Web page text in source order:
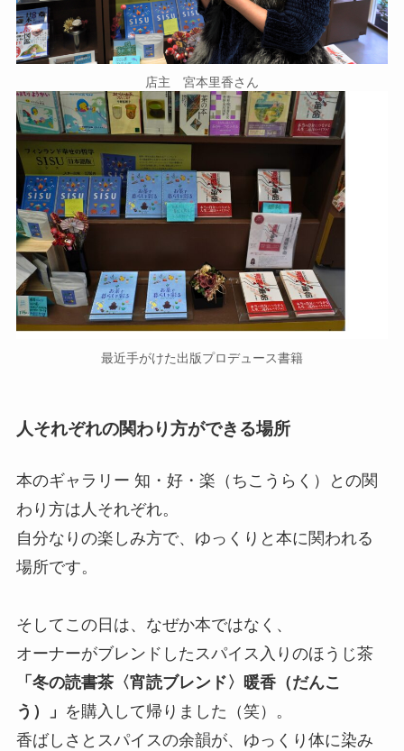
店主 宮本里香さん
最近手がけた出版プロデュース書籍
人それぞれの関わり方ができる場所
本のギャラリー 知・好・楽（ちこうらく）との関
わり方は人それぞれ。
自分なりの楽しみ方で、ゆっくりと本に関われる
場所です。
そしてこの日は、なぜか本ではなく、
オーナーがブレンドしたスパイス入りのほうじ茶
「冬の読書茶〈宵読ブレンド〉暖香（だんこ
う）」 を購入して帰りました（笑）。
香ばしさとスパイスの余韻が、ゆっくり体に染み